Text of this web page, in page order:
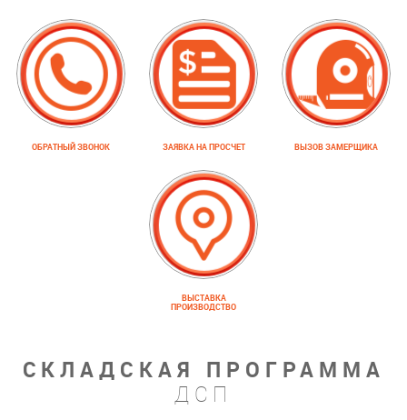
ОБРАТНЫЙ ЗВОНОК ЗАЯВКА НА ПРОСЧЕТ ВЫЗОВ ЗАМЕРЩИКА
ВЫСТАВКА
ПРОИЗВОДСТВО
СКЛАДСКАЯ ПРОГРАММА
ДСП